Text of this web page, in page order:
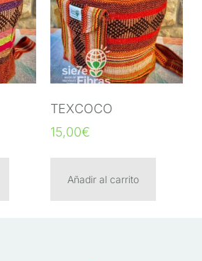
TEXCOCO
15,00€
Añadir al carrito